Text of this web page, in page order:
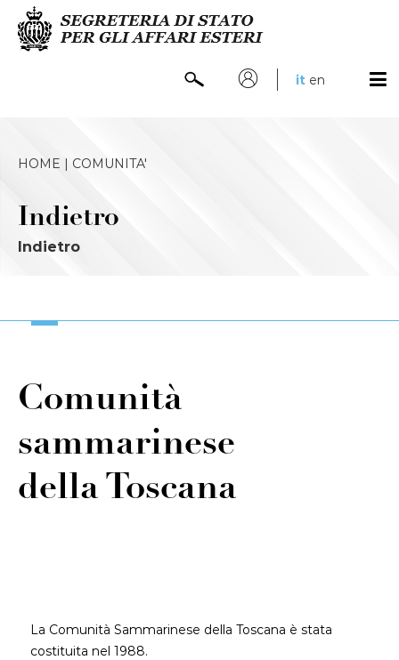
it en
HOME | COMUNITA'
Indietro
Indietro
Comunità
sammarinese
della Toscana
La Comunità Sammarinese della Toscana è stata
costituita nel 1988.